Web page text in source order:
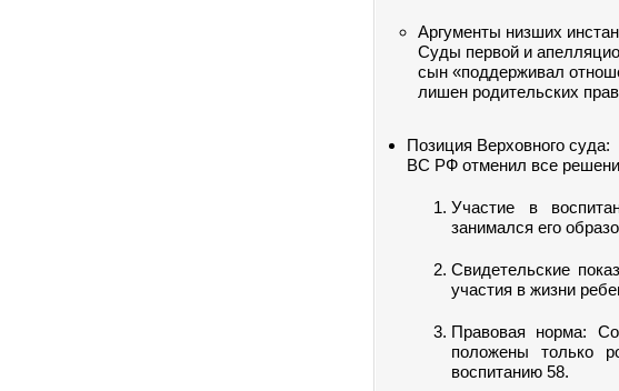
Аргументы низших
Суды первой и
сын «поддерживал
лишен родительских
Позиция Верховного суда:
ВС РФ отменил все
Участие в
занимался его
Свидетельские
участия в жизни
Правовая норма:
положены только
воспитанию 58.